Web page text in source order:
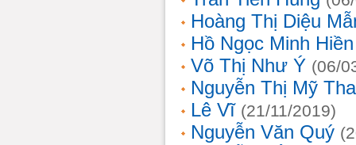
Hoàng Thị Diệu
Hồ Ngọc Minh Hiền
Võ Thị Như Ý (06/
Nguyễn Thị Mỹ
Lê Vĩ (21/11/2019)
Nguyễn Văn Quý